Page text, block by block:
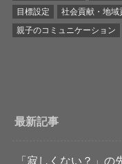
目標設定
社会貢献・地域
親子のコミュニケーション
最新記事
「寂しくない？」